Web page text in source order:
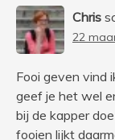
Chris
22
Fooi geven vind
geef je het wel
bij de kapper
fooien lijkt